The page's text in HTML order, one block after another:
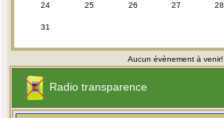
24 25 26 27 28
31
Aucun évènement à venir!
Radio transparence